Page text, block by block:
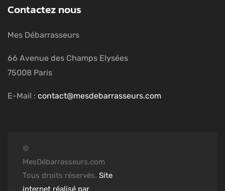
Contactez nous
Mes Débarrasseurs
66 Avenue des Champs Elysées
75008 Paris
E-Mail : contact@mesdebarrasseurs.com
©
MesDébarrasseurs.com
Tous droits réservés. Site
internet réalisé par